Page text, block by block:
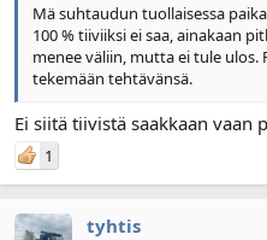
Mä suhtaudun tuollaisessa
100 % tiiviiksi ei saa, ainakaan
menee väliin, mutta ei tule
tekemään tehtävänsä.
Ei siitä tiivistä saakkaan vaan
1
tyhtis